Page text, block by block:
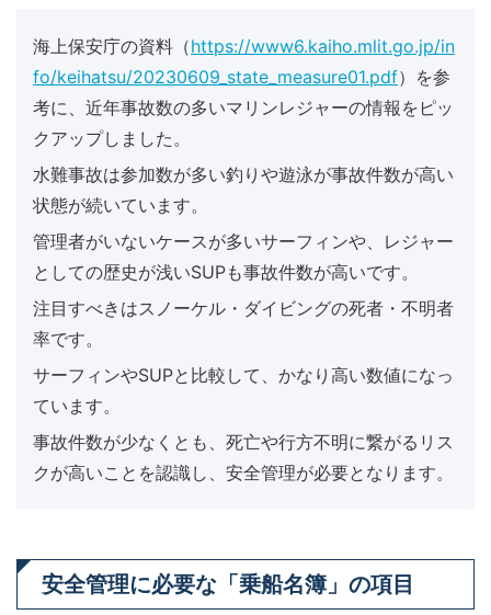
海上保安庁の資料（https://www6.kaiho.mlit.go.jp/in
fo/keihatsu/20230609_state_measure01.pdf）を参
考に、近年事故数の多いマリンレジャーの情報をピッ
クアップしました。
水難事故は参加数が多い釣りや遊泳が事故件数が高い
状態が続いています。
管理者がいないケースが多いサーフィンや、レジャー
としての歴史が浅いSUPも事故件数が高いです。
注目すべきはスノーケル・ダイビングの死者・不明者
率です。
サーフィンやSUPと比較して、かなり高い数値になっ
ています。
事故件数が少なくとも、死亡や行方不明に繋がるリス
クが高いことを認識し、安全管理が必要となります。
安全管理に必要な「乗船名簿」の項目